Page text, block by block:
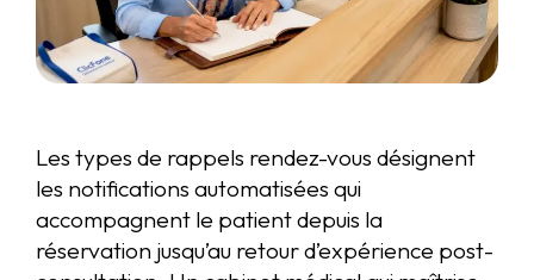
Les types de rappels rendez-vous désignent
les notifications automatisées qui
accompagnent le patient depuis la
réservation jusqu’au retour d’expérience post-